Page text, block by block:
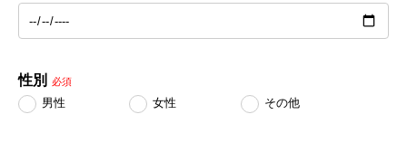
性別 必須
男性 女性 その他